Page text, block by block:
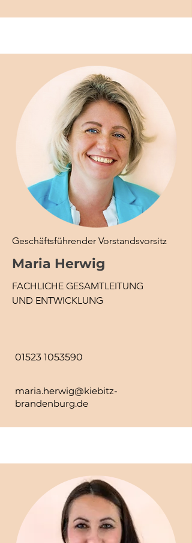
Geschäftsführender Vorstandsvorsitz
Maria Herwig
FACHLICHE GESAMTLEITUNG
UND ENTWICKLUNG
01523 1053590
maria.herwig@kiebitz-
brandenburg.de